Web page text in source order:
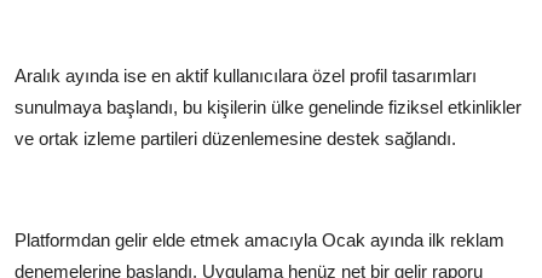
Aralık ayında ise en aktif kullanıcılara özel profil tasarımları
sunulmaya başlandı, bu kişilerin ülke genelinde fiziksel etkinlikler
ve ortak izleme partileri düzenlemesine destek sağlandı.
Platformdan gelir elde etmek amacıyla Ocak ayında ilk reklam
denemelerine başlandı. Uygulama henüz net bir gelir raporu